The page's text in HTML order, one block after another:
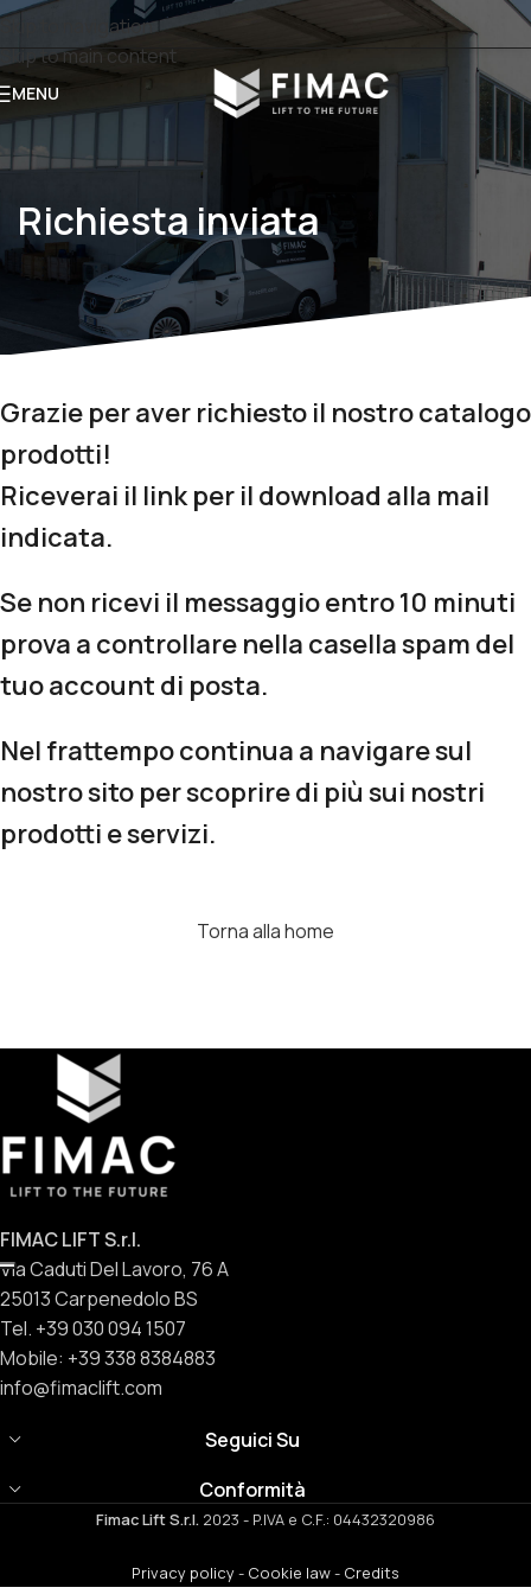
Skip to navigation
Skip to main content
MENU
Richiesta inviata
Grazie per aver richiesto il nostro catalogo
prodotti!
Riceverai il link per il download alla mail
indicata.
Se non ricevi il messaggio entro 10 minuti
prova a controllare nella casella spam del
tuo account di posta.
Nel frattempo continua a navigare sul
nostro sito per scoprire di più sui nostri
prodotti e servizi.
Torna alla home
FIMAC LIFT S.r.l.
Via Caduti Del Lavoro, 76 A
25013 Carpenedolo BS
Tel. +39 030 094 1507
Mobile: +39 338 8384883
info@fimaclift.com
Seguici Su
Conformità
Fimac Lift S.r.l. 2023 - P.IVA e C.F.: 04432320986
Privacy policy- Cookie law- Credits